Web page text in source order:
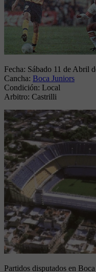
Fecha: Sábado 11 de Abril
Cancha: Boca Juniors
Condición: Local
Arbitro: Castrilli
Partidos disputados en